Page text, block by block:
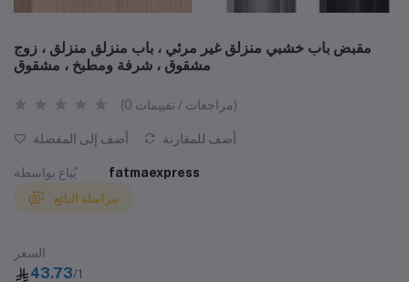
مقبض باب خشبي منزلق غير مرئي ، باب منزلق منزلق ، زوج
مشقوق ، شرفة ومطبخ ، مشقوق
(0 مراجعات / تقييمات)
أضف إلى المفضلة أضف للمقارنة
يُباع بواسطة fatmaexpress
مراسلة البائع
السعر
43.73/1